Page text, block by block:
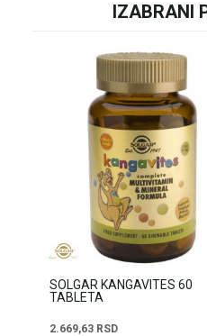
IZABRANI
SOLGAR KANGAVITES 60
TABLETA
2.669,63 RSD